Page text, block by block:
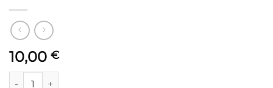
10,00 €
Bruma S Eclipse Cítrico cantidad